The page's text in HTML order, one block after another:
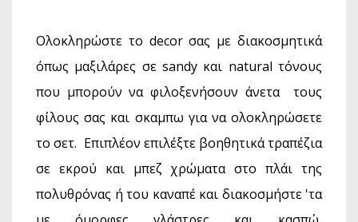
Ολοκληρώστε το decor σας με διακοσμητικά
όπως μαξιλάρες σε sandy και natural τόνους
που μπορούν να φιλοξενήσουν άνετα τους
φίλους σας και σκαμπω για να ολοκληρώσετε
το σετ. Επιπλέον επιλέξτε βοηθητικά τραπέζια
σε εκρού και μπεζ χρώματα στο πλάι της
πολυθρόνας ή του καναπέ και διακοσμήστε 'τα